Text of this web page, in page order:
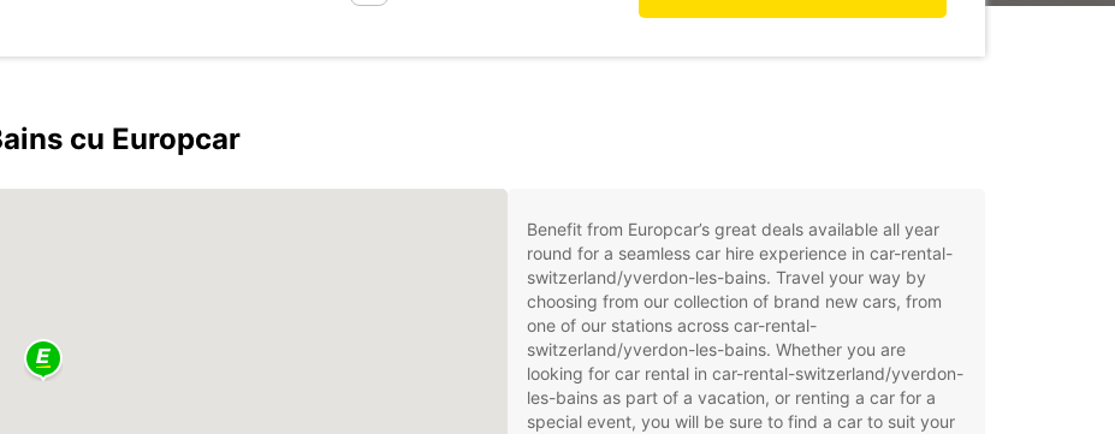
cu Europcar
Benefit from Europcar’s great deals available all year
round for a seamless car hire experience in car-rental-
switzerland/yverdon-les-bains. Travel your way by
choosing from our collection of brand new cars, from
one of our stations across car-rental-
switzerland/yverdon-les-bains. Whether you are
looking for car rental in car-rental-switzerland/yverdon-
les-bains as part of a vacation, or renting a car for a
special event, you will be sure to find a car to suit your